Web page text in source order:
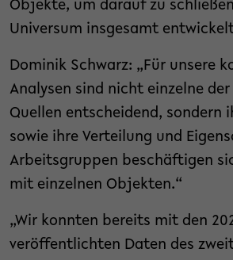
Objekte, um darauf zu
Universum insgesamt
Dominik Schwarz: „Für unsere
Analysen sind nicht einzelne der
Quellen entscheidend, sondern
sowie ihre Verteilung und
Arbeitsgruppen beschäftigen
mit einzelnen Objekten.“
„Wir konnten bereits mit den
veröffentlichten Daten des